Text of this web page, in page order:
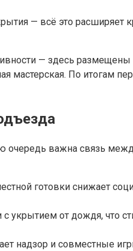
— всё это
— здесь
мастерская. По итогам
важна связь
готовки снижает
укрытием от дождя, что
надзор и совместные